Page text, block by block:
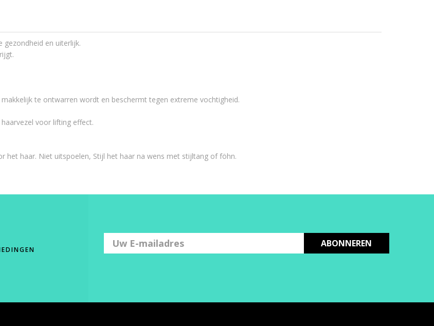
gezondheid en uiterlijk.
te ontwarren wordt en beschermt tegen extreme vochtigheid.
voor lifting effect.
het haar. Niet uitspoelen, Stijl het haar na wens met stijltang of föhn.
ABONNEREN